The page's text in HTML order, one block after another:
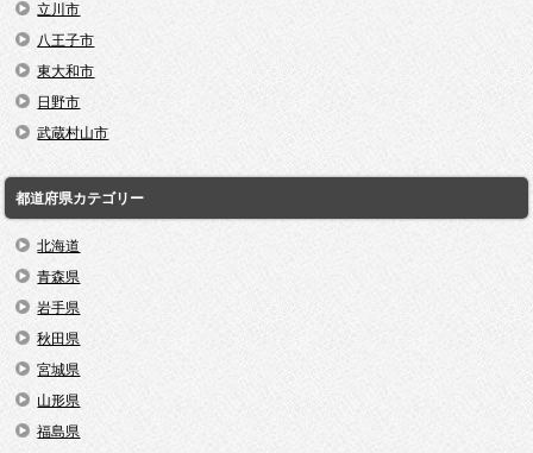
立川市
八王子市
東大和市
日野市
武蔵村山市
都道府県カテゴリー
北海道
青森県
岩手県
秋田県
宮城県
山形県
福島県